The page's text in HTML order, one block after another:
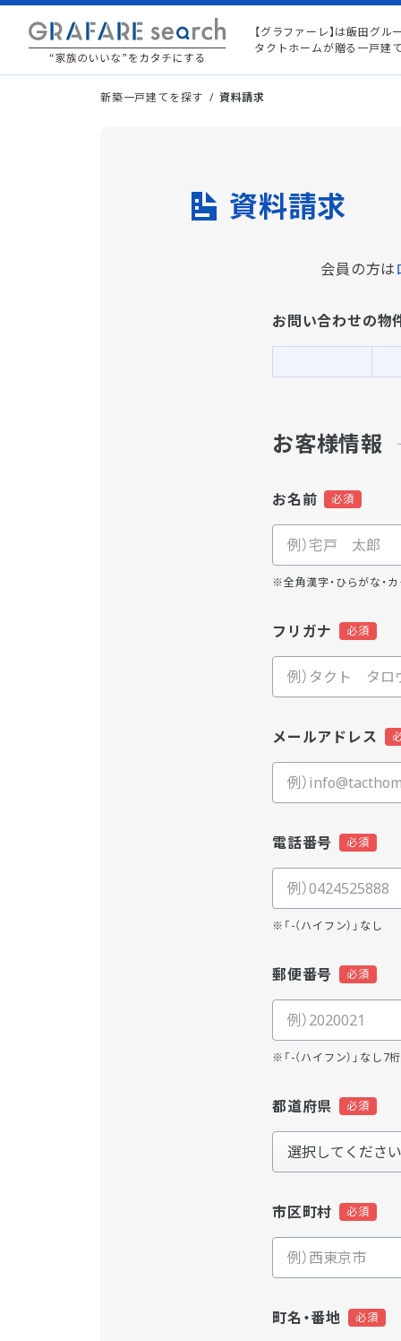
【グラファーレ】は飯田グ
タクトホームが贈る一戸建
新築一戸建てを探す 資料請求
資料請求
会員の方は
お問い合わせの物
お客様情報
お名前
※全角漢字・ひらがな・
フリガナ
メールアドレス
電話番号
※「-（ハイフン）」なし
郵便番号
※「-（ハイフン）」なし7
都道府県
市区町村
町名・番地